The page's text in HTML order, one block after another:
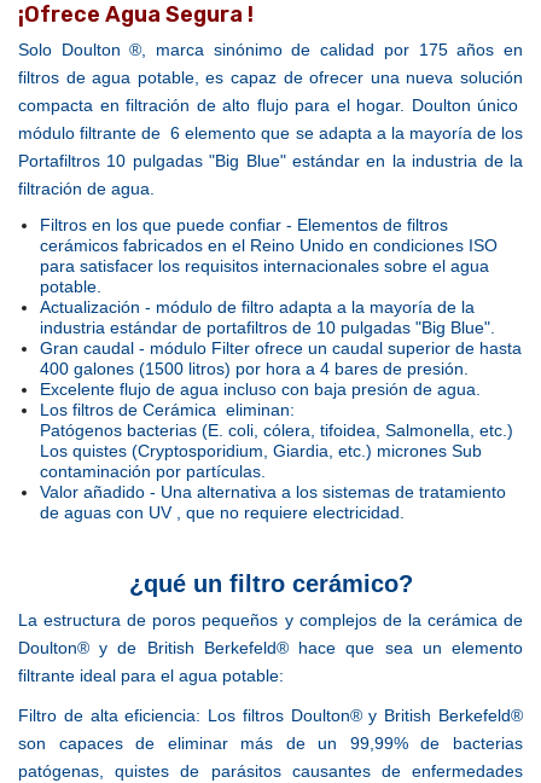
¡Ofrece Agua Segura !
Solo Doulton ®, marca sinónimo de calidad por 175 años en
filtros de agua potable, es capaz de ofrecer una nueva solución
compacta en filtración de alto flujo para el hogar. Doulton único
módulo filtrante de 6 elemento que se adapta a la mayoría de los
Portafiltros 10 pulgadas "Big Blue" estándar en la industria de la
filtración de agua.
Filtros en los que puede confiar - Elementos de filtros
cerámicos fabricados en el Reino Unido en condiciones ISO
para satisfacer los requisitos internacionales sobre el agua
potable.
Actualización - módulo de filtro adapta a la mayoría de la
industria estándar de portafiltros de 10 pulgadas "Big Blue".
Gran caudal - módulo Filter ofrece un caudal superior de hasta
400 galones (1500 litros) por hora a 4 bares de presión.
Excelente flujo de agua incluso con baja presión de agua.
Los filtros de Cerámica eliminan:
Patógenos bacterias (E. coli, cólera, tifoidea, Salmonella, etc.)
Los quistes (Cryptosporidium, Giardia, etc.) micrones Sub
contaminación por partículas.
Valor añadido - Una alternativa a los sistemas de tratamiento
de aguas con UV , que no requiere electricidad.
¿qué un filtro cerámico?
La estructura de poros pequeños y complejos de la cerámica de
Doulton® y de British Berkefeld® haceque sea un elemento
filtrante ideal para el agua potable:
Filtro de alta eficiencia: Los filtros Doulton® y British Berkefeld®
son capacesde eliminar más de un 99,99% de bacterias
patógenas,quistes de parásitos causantes de enfermedades